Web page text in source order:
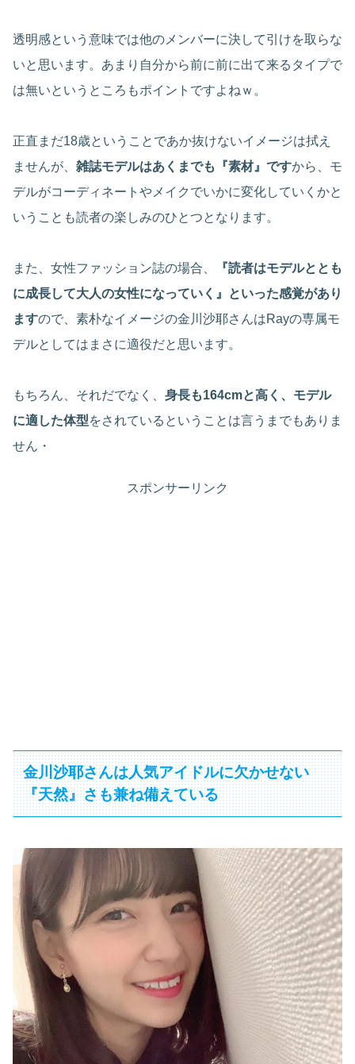
透明感という意味では他のメンバーに決して引けを取らな
いと思います。あまり自分から前に前に出て来るタイプで
は無いというところもポイントですよねｗ。
正直まだ18歳ということであか抜けないイメージは拭え
ませんが、 雑誌モデルはあくまでも『素材』ですから、モ
デルがコーディネートやメイクでいかに変化していくかと
いうことも読者の楽しみのひとつとなります。
また、女性ファッション誌の場合、
『読者はモデルととも
に成長して大人の女性になっていく』といった感覚があり
ますので、素朴なイメージの金川沙耶さんはRayの専属モ
デルとしてはまさに適役だと思います。
もちろん、それだでなく、 身長も164cmと高く、モデル
に適した体型をされているということは言うまでもありま
せん・
スポンサーリンク
金川沙耶さんは人気アイドルに欠かせない
『天然』さも兼ね備えている